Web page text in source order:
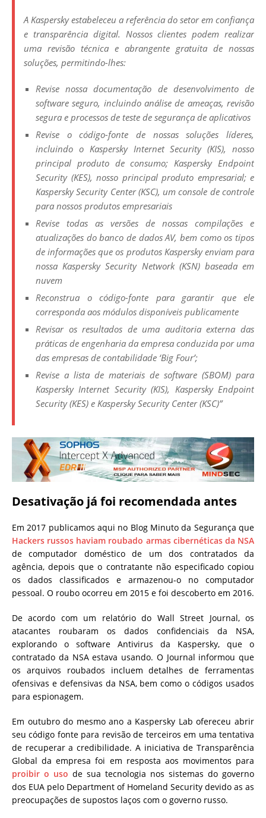
A Kaspersky estabeleceu a referência do setor em confiança
e transparência digital. Nossos clientes podem realizar
uma revisão técnica e abrangente gratuita de nossas
soluções, permitindo-lhes:
Revise nossa documentação de desenvolvimento de
software seguro, incluindo análise de ameaças, revisão
segura e processos de teste de segurança de aplicativos
Revise o código-fonte de nossas soluções líderes,
incluindo o Kaspersky Internet Security (KIS), nosso
principal produto de consumo; Kaspersky Endpoint
Security (KES), nosso principal produto empresarial; e
Kaspersky Security Center (KSC), um console de controle
para nossos produtos empresariais
Revise todas as versões de nossas compilações e
atualizações do banco de dados AV, bem como os tipos
de informações que os produtos Kaspersky enviam para
nossa Kaspersky Security Network (KSN) baseada em
nuvem
Reconstrua o código-fonte para garantir que ele
corresponda aos módulos disponíveis publicamente
Revisar os resultados de uma auditoria externa das
práticas de engenharia da empresa conduzida por uma
das empresas de contabilidade ‘Big Four’;
Revise a lista de materiais de software (SBOM) para
Kaspersky Internet Security (KIS), Kaspersky Endpoint
Security (KES) e Kaspersky Security Center (KSC)”
Desativação já foi recomendada antes
Em 2017 publicamos aqui no Blog Minuto da Segurança que
Hackers russos haviam roubado armas cibernéticas da NSA
de computador doméstico de um dos contratados da
agência, depois que o contratante não especificado copiou
os dados classificados e armazenou-o no computador
pessoal. O roubo ocorreu em 2015 e foi descoberto em 2016.
De acordo com um relatório do Wall Street Journal, os
atacantes roubaram os dados confidenciais da NSA,
explorando o software Antivirus da Kaspersky, que o
contratado da NSA estava usando. O Journal informou que
os arquivos roubados incluem detalhes de ferramentas
ofensivas e defensivas da NSA, bem como o códigos usados
para espionagem.
Em outubro do mesmo ano a Kaspersky Lab ofereceu abrir
seu código fonte para revisão de terceiros em uma tentativa
de recuperar a credibilidade. A iniciativa de Transparência
Global da empresa foi em resposta aos movimentos para
proibir o uso de sua tecnologia nos sistemas do governo
dos EUA pelo Department of Homeland Security devido as as
preocupações de supostos laços com o governo russo.